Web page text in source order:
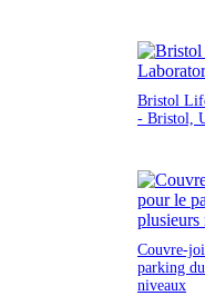
Bristol
- Bristol,
Couvre-
parking
niveaux